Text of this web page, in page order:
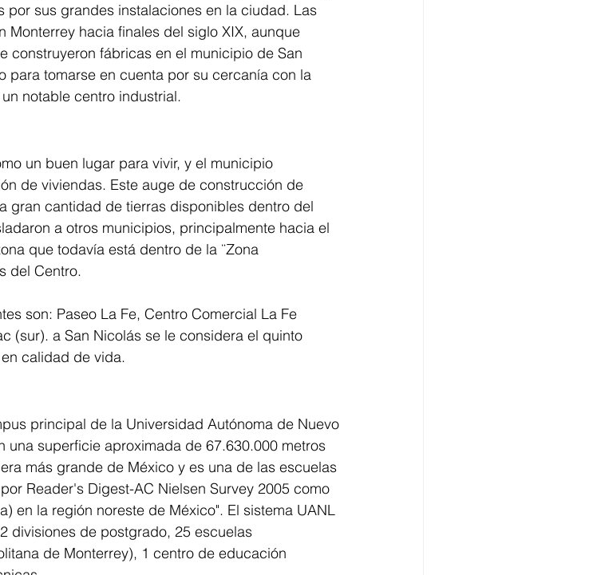
por sus grandes instalaciones en la ciudad. Las
Monterrey hacia finales del siglo XIX, aunque
construyeron fábricas en el municipio de San
para tomarse en cuenta por su cercanía con la
notable centro industrial.
un buen lugar para vivir, y el municipio
de viviendas. Este auge de construcción de
gran cantidad de tierras disponibles dentro del
a otros municipios, principalmente hacia el
que todavía está dentro de la ¨Zona
del Centro.
son: Paseo La Fe, Centro Comercial La Fe
(sur). a San Nicolás se le considera el quinto
calidad de vida.
principal de la Universidad Autónoma de Nuevo
una superficie aproximada de 67.630.000 metros
más grande de México y es una de las escuelas
Reader's Digest-AC Nielsen Survey 2005 como
en la región noreste de México". El sistema UANL
divisiones de postgrado, 25 escuelas
de Monterrey), 1 centro de educación